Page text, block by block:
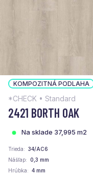
KOMPOZITNÁ PODLAHA
*CHECK • Standard
2421 BORTH OAK
Na sklade 37,995 m2
Trieda
34/AC6
Nášľap
0,3 mm
Hrúbka
4 mm